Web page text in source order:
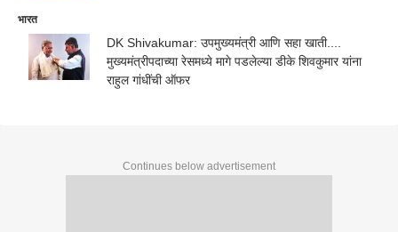
भारत
DK Shivakumar: उपमुख्यमंत्री आणि सहा खाती....
मुख्यमंत्रीपदाच्या रेसमध्ये मागे पडलेल्या डीके शिवकुमार यांना
राहुल गांधींची ऑफर
Continues below advertisement